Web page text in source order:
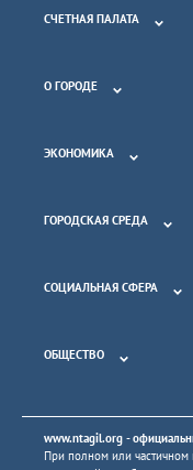
СЧЕТНАЯ ПАЛАТА
О ГОРОДЕ
ЭКОНОМИКА
ГОРОДСКАЯ СРЕДА
СОЦИАЛЬНАЯ СФЕРА
ОБЩЕСТВО
www.ntagil.org -
При полном или частичном